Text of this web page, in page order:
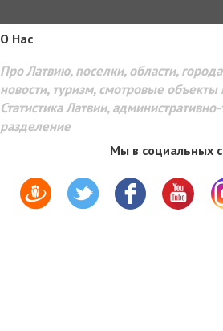
O Hac
Про Латвию, поселки, области,
новости, туризм, смотровые объекты
Статистика Латвии,
разделение
Мы в социальных